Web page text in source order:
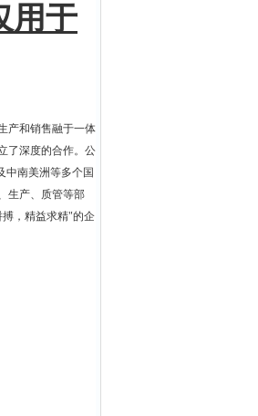
用于
产和销售融于一体
了深度的合作。公
中南美洲等多个国
生产、质管等部
，精益求精"的企